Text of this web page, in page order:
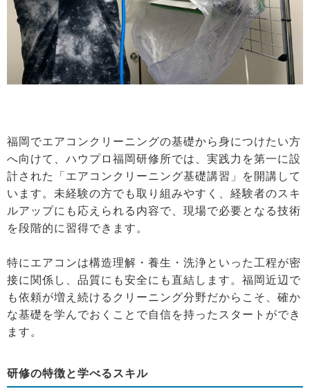
福岡でエアコンクリーニングの基礎から身につけたい方
へ向けて、ハウプロ福岡研修所では、実践力を第一に設
計された「エアコンクリーニング基礎講習」を開講して
います。未経験の方でも取り組みやすく、経験者のスキ
ルアップにも応えられる内容で、現場で必要となる技術
を段階的に習得できます。
特にエアコンは構造理解・養生・洗浄といった工程が密
接に関係し、品質にも安全にも直結します。福岡近辺で
も依頼が増え続けるクリーニング分野だからこそ、確か
な基礎を学んでおくことで自信を持ったスタートができ
ます。
研修の特徴と学べるスキル